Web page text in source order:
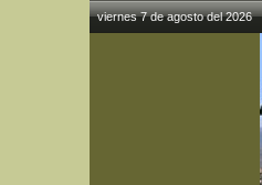
viernes 7 de agosto del 2026